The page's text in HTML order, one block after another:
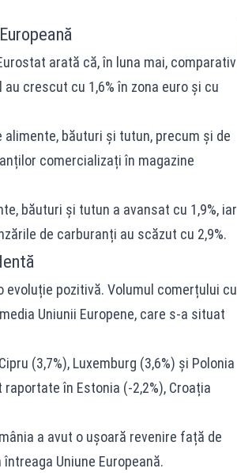
arată că, în luna mai, comparativ
crescut cu 1,6% în zona euro și cu
băuturi și tutun, precum și de
comercializați în magazine
băuturi și tutun a avansat cu 1,9%, iar
de carburanți au scăzut cu 2,9%.
evoluție pozitivă. Volumul comerțului cu
Uniunii Europene, care s-a situat
(3,7%), Luxemburg (3,6%) și Polonia
în Estonia (-2,2%), Croația
a avut o ușoară revenire față de
Uniune Europeană.